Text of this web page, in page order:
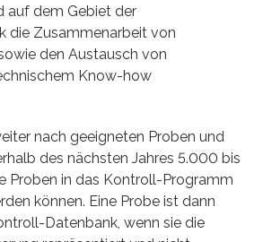
auf dem Gebiet der
die Zusammenarbeit von
den Austausch von
Know-how
nach geeigneten Proben und
des nächsten Jahres 5.000 bis
Proben in das Kontroll-Programm
können. Eine Probe ist dann
Datenbank, wenn sie die